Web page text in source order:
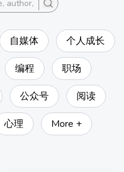
search
自媒体 个人成长
编程 职场
公众号 阅读
心理 More +